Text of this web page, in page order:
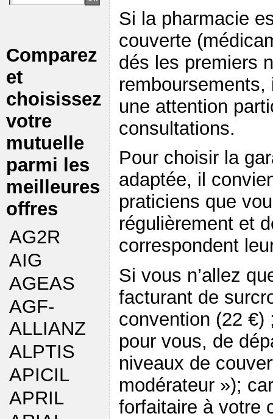
Comparez
et
choisissez
votre
mutuelle
parmi les
meilleures
offres
AG2R
AIG
AGEAS
AGF-
ALLIANZ
ALPTIS
APICIL
APRIL
Si la pharmacie
couverte
dés les premiers
une attention
consultations.
Pour choisir la
adaptée, il
praticiens que
régulièrement et
correspondent
Si vous n’allez
facturant de
convention (22 €)
pour vous, de
niveaux de
modérateur »);
forfaitaire à votre